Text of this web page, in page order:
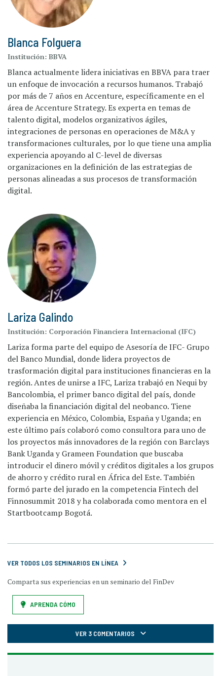
Blanca Folguera
Institución: BBVA
Blanca actualmente lidera iniciativas en BBVA para traer
un enfoque de invocación a recursos humanos. Trabajó
por más de 7 años en Accenture, específicamente en el
área de Accenture Strategy. Es experta en temas de
talento digital, modelos organizativos ágiles,
integraciones de personas en operaciones de M&A y
transformaciones culturales, por lo que tiene una amplia
experiencia apoyando al C-level de diversas
organizaciones en la definición de las estrategias de
personas alineadas a sus procesos de transformación
digital.
Lariza Galindo
Institución: Corporación Financiera Internacional (IFC)
Lariza forma parte del equipo de Asesoría de IFC- Grupo
del Banco Mundial, donde lidera proyectos de
trasformación digital para instituciones financieras en la
región. Antes de unirse a IFC, Lariza trabajó en Nequi by
Bancolombia, el primer banco digital del país, donde
diseñaba la financiación digital del neobanco. Tiene
experiencia en México, Colombia, España y Uganda; en
este último país colaboró como consultora para uno de
los proyectos más innovadores de la región con Barclays
Bank Uganda y Grameen Foundation que buscaba
introducir el dinero móvil y créditos digitales a los grupos
de ahorro y crédito rural en África del Este. También
formó parte del jurado en la competencia Fintech del
Finnosummit 2018 y ha colaborada como mentora en el
Startbootcamp Bogotá.
VER TODOS LOS SEMINARIOS EN LÍNEA
Comparta sus experiencias en un seminario del FinDev
APRENDA CÓMO
VER 3 COMENTARIOS